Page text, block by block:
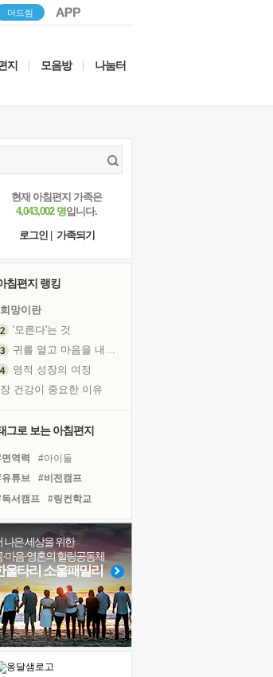
더드림
지 모음방 나눔터
현재 아침편지 가족은
4,043,002 명입니다.
로그인
가족되기
침편지 랭킹
희망이란
'모른다'는 것
귀를 열고 마음을 내어주고
영적 성장의 여정
장 건강이 중요한 이유
꿈이 실제가 되는 것
'말 타는 법'을 먼저
졸업식 사진을 보며
아픈 아버지를 위한 공간 설계
극심한 변비, 어깨결림, 수면 장애
보고 싶은 어머니
유년 시절의 부산 영도 바다
못된 꼰대들
그로 보는 아침편지
역력
#아이들
튜브
#비전캠프
서캠프
#링컨학교
더
#선택
#독서
기
#힐링
#극복
짐
#경험
#친구
획
#사람
#나눔
망
#도움 #삶
나은 세상을 위한
·마음·영혼의 힐링공동체
울타리 소울패밀리